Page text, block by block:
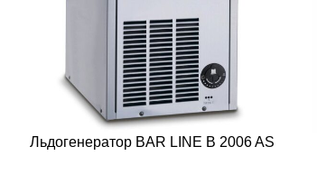
Льдогенератор BAR LINE B 2006 AS